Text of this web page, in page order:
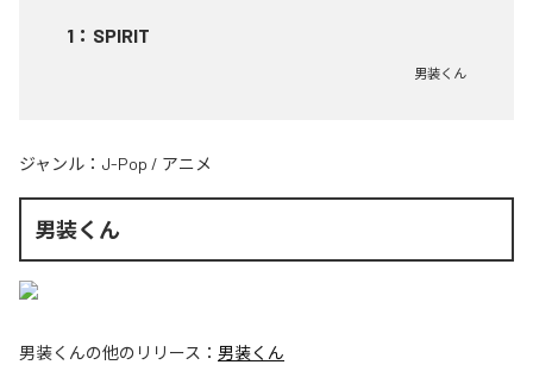
1 ： SPIRIT
男装くん
ジャンル： J-Pop / アニメ
男装くん
男装くんの他のリリース： 男装くん